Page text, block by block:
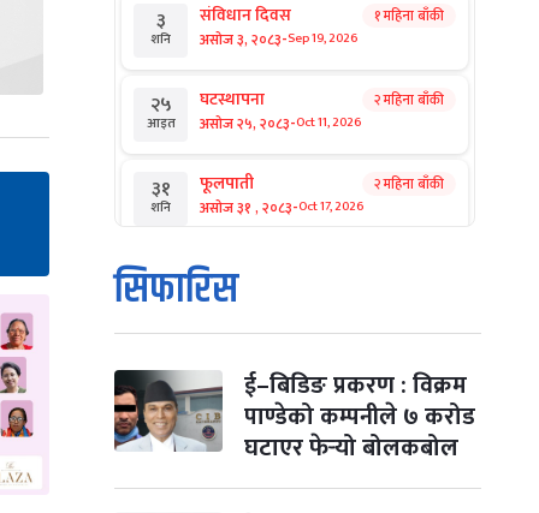
३
शनि
संविधान दिवस
असोज ३, २०८३-Sep 19, 2026
१ महिना बाँकी
२५
आइत
घटस्थापना
असोज २५, २०८३-Oct 11, 2026
२ महिना बाँकी
३१
शनि
फूलपाती
असोज ३१ , २०८३-Oct 17, 2026
२ महिना बाँकी
१
आइत
कार्तिक सङ्क्रान्ति
कार्तिक १, २०८३
मंगल कार्तिक ३, २०८३-Oct 20, 2026
४ विजयादशमी
कार्तिक ४, २०८३-Oct 21, 2026
२ महिना बाँकी
सिफारिस
ई–बिडिङ प्रकरण : विक्रम
पाण्डेको कम्पनीले ७ करोड
घटाएर फेर्‍यो बोलकबोल